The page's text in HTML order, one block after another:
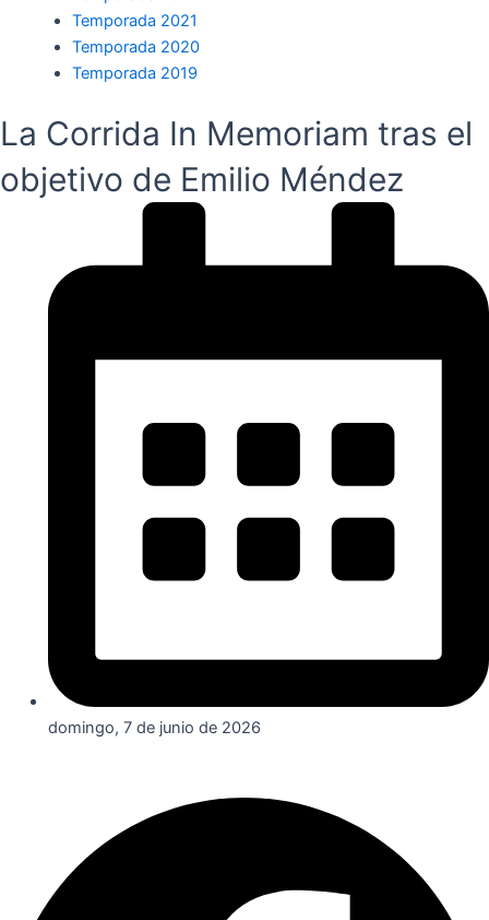
Temporada 2021
Temporada 2020
Temporada 2019
La Corrida In Memoriam tras el
objetivo de Emilio Méndez
domingo, 7 de junio de 2026